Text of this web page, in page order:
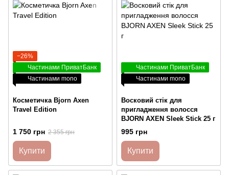
−26%
Частинами ПриватБанк
Частинами mono
Косметичка Bjorn Axen
Travel Edition
1 750 грн 2 355 грн
Купити
Частинами ПриватБанк
Частинами mono
Восковий стік для
пригладження волосся
BJORN AXEN Sleek Stick 25 г
995 грн
Купити